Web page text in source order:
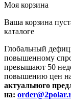
Моя корзина
Ваша корзина
каталоге
Глобальный
повышенному
превышают 50
повышению цен
актуального
на: